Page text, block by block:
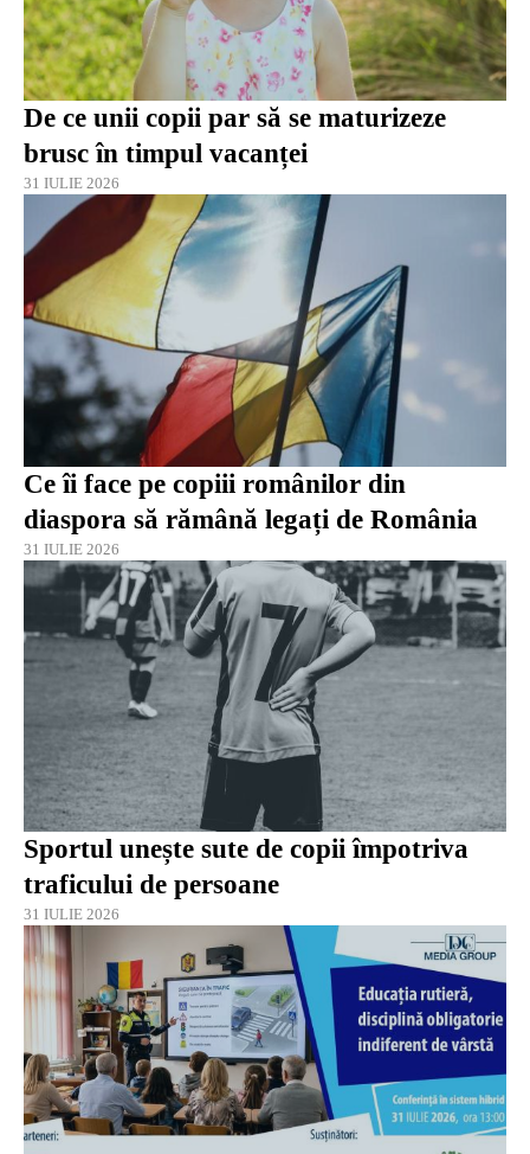
De ce unii copii par să se maturizeze
brusc în timpul vacanței
31 IULIE 2026
Ce îi face pe copiii românilor din
diaspora să rămână legați de România
31 IULIE 2026
Sportul unește sute de copii împotriva
traficului de persoane
31 IULIE 2026